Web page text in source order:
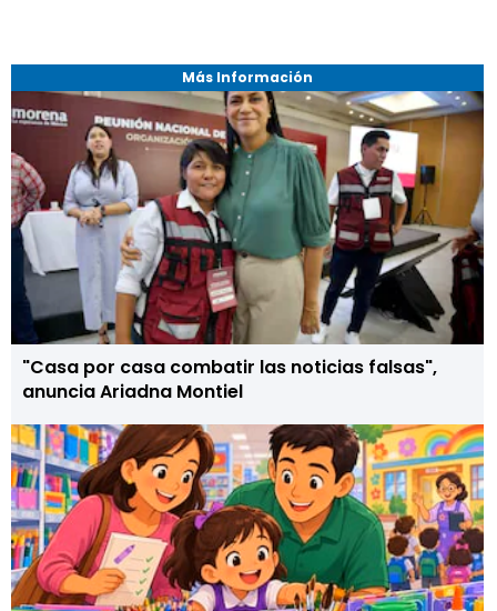
Más Información
"Casa por casa combatir las noticias falsas",
anuncia Ariadna Montiel